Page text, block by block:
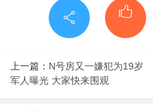
上一篇： N号房又一嫌犯为19岁
军人曝光 大家快来围观